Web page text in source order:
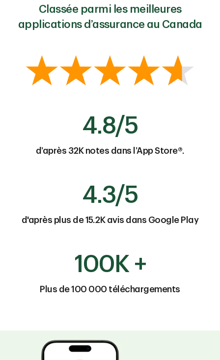
Classée parmi les meilleures
applications d’assurance au Canada
4.8/5
d’après 32K notes dans l’App Store®.
4.3/5
d'après plus de 15.2K avis dans Google Play
100K +
Plus de 100 000 téléchargements